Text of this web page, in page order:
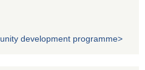
development programme>